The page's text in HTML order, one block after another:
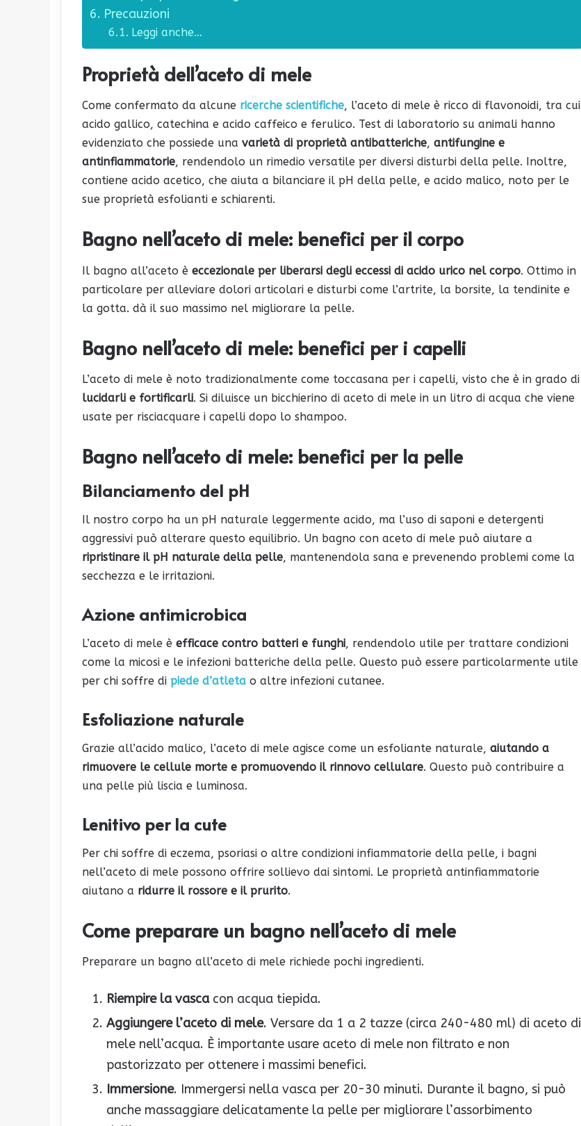
Precauzioni
Leggi anche…
Proprietà dell’aceto di mele
Come confermato da alcune ricerche scientifiche, l’aceto di mele è ricco di flavonoidi, tra cui
acido gallico, catechina e acido caffeico e ferulico. Test di laboratorio su animali hanno
evidenziato che possiede una varietà di proprietà antibatteriche, antifungine e
antinfiammatorie, rendendolo un rimedio versatile per diversi disturbi della pelle. Inoltre,
contiene acido acetico, che aiuta a bilanciare il pH della pelle, e acido malico, noto per le
sue proprietà esfolianti e schiarenti.
Bagno nell’aceto di mele: benefici per il corpo
Il bagno all’aceto è eccezionale per liberarsi degli eccessi di acido urico nel corpo. Ottimo in
particolare per alleviare dolori articolari e disturbi come l’artrite, la borsite, la tendinite e
la gotta. dà il suo massimo nel migliorare la pelle.
Bagno nell’aceto di mele: benefici per i capelli
L’aceto di mele è noto tradizionalmente come toccasana per i capelli, visto che è in grado di
lucidarli e fortificarli. Si diluisce un bicchierino di aceto di mele in un litro di acqua che viene
usate per risciacquare i capelli dopo lo shampoo.
Bagno nell’aceto di mele: benefici per la pelle
Bilanciamento del pH
Il nostro corpo ha un pH naturale leggermente acido, ma l’uso di saponi e detergenti
aggressivi può alterare questo equilibrio. Un bagno con aceto di mele può aiutare a
ripristinare il pH naturale della pelle, mantenendola sana e prevenendo problemi come la
secchezza e le irritazioni.
Azione antimicrobica
L’aceto di mele è efficace contro batteri e funghi, rendendolo utile per trattare condizioni
come la micosi e le infezioni batteriche della pelle. Questo può essere particolarmente utile
per chi soffre di piede d’atleta o altre infezioni cutanee.
Esfoliazione naturale
Grazie all’acido malico, l’aceto di mele agisce come un esfoliante naturale, aiutando a
rimuovere le cellule morte e promuovendo il rinnovo cellulare. Questo può contribuire a
una pelle più liscia e luminosa.
Lenitivo per la cute
Per chi soffre di eczema, psoriasi o altre condizioni infiammatorie della pelle, i bagni
nell’aceto di mele possono offrire sollievo dai sintomi. Le proprietà antinfiammatorie
aiutano a ridurre il rossore e il prurito.
Come preparare un bagno nell’aceto di mele
Preparare un bagno all’aceto di mele richiede pochi ingredienti.
Riempire la vascacon acqua tiepida.
Aggiungere l’aceto di mele. Versare da 1 a 2 tazze (circa 240-480 ml) di aceto di
mele nell’acqua. È importante usare aceto di mele non filtrato e non
pastorizzato per ottenere i massimi benefici.
Immersione. Immergersi nella vasca per 20-30 minuti. Durante il bagno, si può
anche massaggiare delicatamente la pelle per migliorare l’assorbimento